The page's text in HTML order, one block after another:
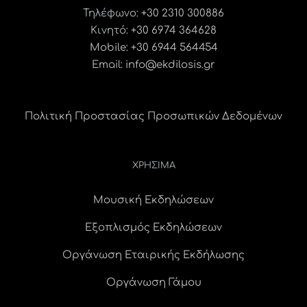
Τηλέφωνο: +30 2310 300886
Κινητό: +30 6974 364628
Mobile: +30 6944 564454
Email: info@ekdilosis.gr
Πολιτική Προστασίας Προσωπικών Δεδομένων
ΧΡΗΣΙΜΑ
Μουσική Εκδηλώσεων
Εξοπλισμός Εκδηλώσεων
Οργάνωση Εταιρικής Εκδήλωσης
Οργάνωση Γάμου